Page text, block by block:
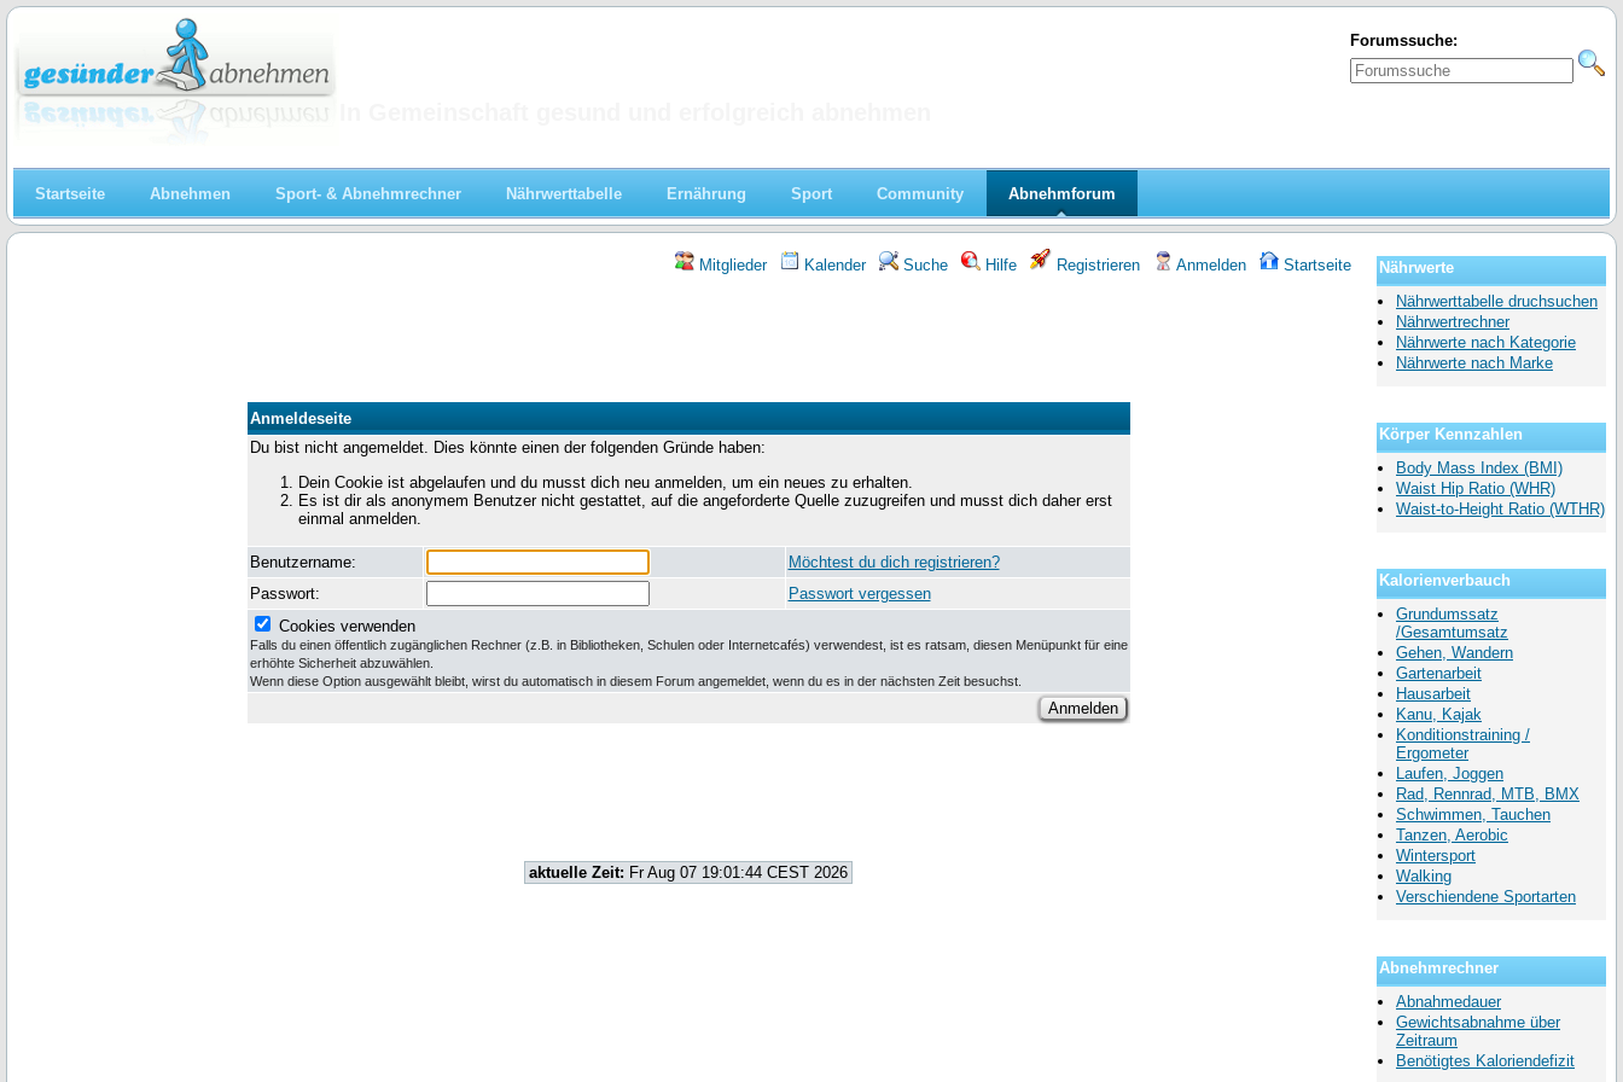
Forumssuche:
Startseite Abnehmen Sport- & Abnehmrechner Nährwerttabelle Ernährung Sport Community Abnehmforum
Mitglieder Kalender Suche Hilfe Registrieren Anmelden Startseite
Anmeldeseite
Du bist nicht angemeldet. Dies könnte einen der folgenden Gründe haben:
Dein Cookie ist abgelaufen und du musst dich neu anmelden, um ein neues zu erhalten.
Es ist dir als anonymem Benutzer nicht gestattet, auf die angeforderte Quelle zuzugreifen und musst dich daher erst
einmal anmelden.
Benutzername:
Möchtest du dich registrieren?
Passwort:
Passwort vergessen
Cookies verwenden
Falls du einen öffentlich zugänglichen Rechner (z.B. in Bibliotheken, Schulen oder Internetcafés) verwendest, ist es ratsam, diesen Menüpunkt für eine
erhöhte Sicherheit abzuwählen.
Wenn diese Option ausgewählt bleibt, wirst du automatisch in diesem Forum angemeldet, wenn du es in der nächsten Zeit besuchst.
aktuelle Zeit: Fr Aug 07 19:01:44 CEST 2026
Nährwerte
Nährwerttabelle druchsuchen
Nährwertrechner
Nährwerte nach Kategorie
Nährwerte nach Marke
Körper Kennzahlen
Body Mass Index (BMI)
Waist Hip Ratio (WHR)
Waist-to-Height Ratio (WTHR)
Kalorienverbauch
Grundumssatz
/Gesamtumsatz
Gehen, Wandern
Gartenarbeit
Hausarbeit
Kanu, Kajak
Konditionstraining /
Ergometer
Laufen, Joggen
Rad, Rennrad, MTB, BMX
Schwimmen, Tauchen
Tanzen, Aerobic
Wintersport
Walking
Verschiendene Sportarten
Abnehmrechner
Abnahmedauer
Gewichtsabnahme über
Zeitraum
Benötigtes Kaloriendefizit